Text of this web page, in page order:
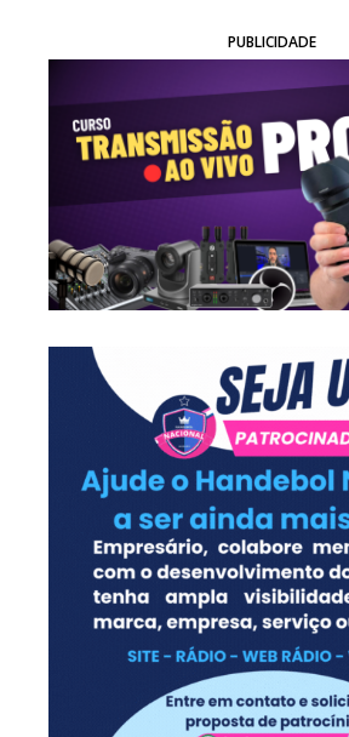
PUBLICIDADE